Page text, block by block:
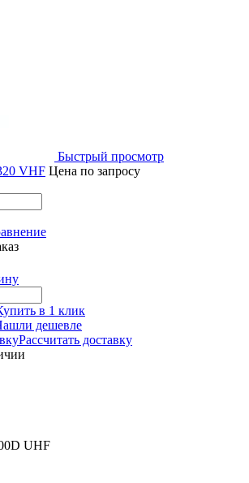
Быстрый просмотр
VHF Цена по запросу
в 1 клик
дешевле
Рассчитать доставку
UHF